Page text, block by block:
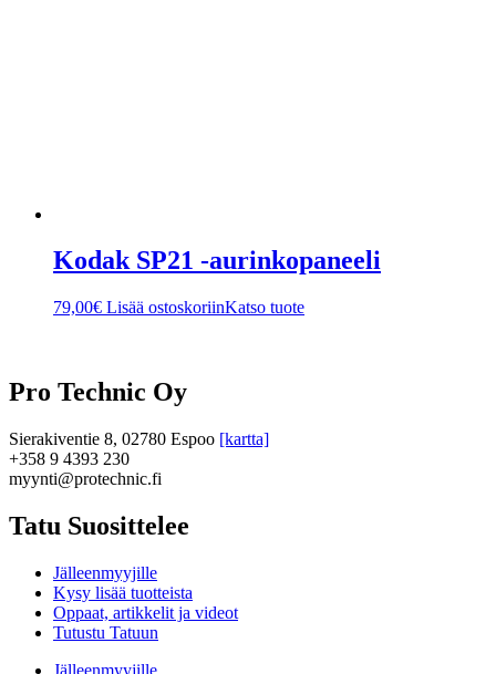
Kodak SP21 -aurinkopaneeli
79,00€ Lisää ostoskoriinKatso tuote
Pro Technic Oy
Sierakiventie 8, 02780 Espoo [kartta]
+358 9 4393 230
myynti@protechnic.fi
Tatu Suosittelee
Jälleenmyyjille
Kysy lisää tuotteista
Oppaat, artikkelit ja videot
Tutustu Tatuun
Jälleenmyyjille